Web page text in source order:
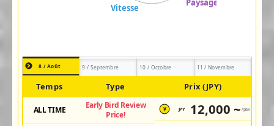
8 / Août 9 / Septembre 10 / Octobre 11 / Novembre
Temps Type Prix (JPY)
ALL TIME
Early Bird Review
Price!
¥ JPY 12,000 ~ /pax